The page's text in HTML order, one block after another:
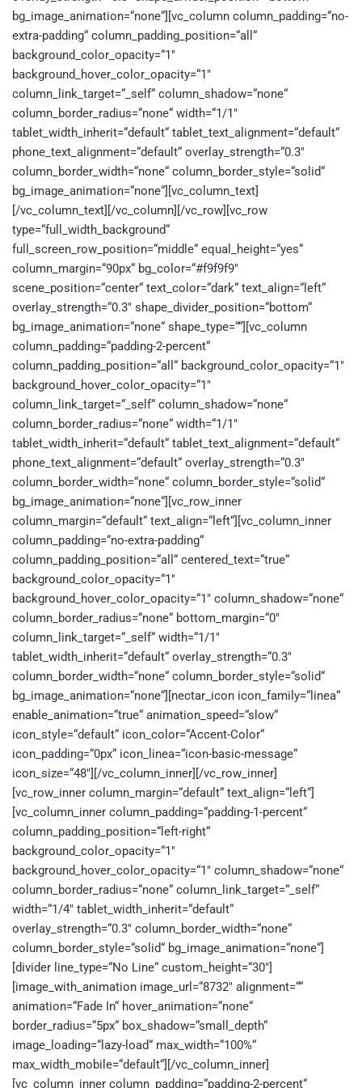
bg_image_animation=“none“][vc_column column_padding=“no-
extra-padding“ column_padding_position=“all“
background_color_opacity=“1″
background_hover_color_opacity=“1″
column_link_target=“_self“ column_shadow=“none“
column_border_radius=“none“ width=“1/1″
tablet_width_inherit=“default“ tablet_text_alignment=“default“
phone_text_alignment=“default“ overlay_strength=“0.3″
column_border_width=“none“ column_border_style=“solid“
bg_image_animation=“none“][vc_column_text]
[/vc_column_text][/vc_column][/vc_row][vc_row
type=“full_width_background“
full_screen_row_position=“middle“ equal_height=“yes“
column_margin=“90px“ bg_color=“#f9f9f9″
scene_position=“center“ text_color=“dark“ text_align=“left“
overlay_strength=“0.3″ shape_divider_position=“bottom“
bg_image_animation=“none“ shape_type=““][vc_column
column_padding=“padding-2-percent“
column_padding_position=“all“ background_color_opacity=“1″
background_hover_color_opacity=“1″
column_link_target=“_self“ column_shadow=“none“
column_border_radius=“none“ width=“1/1″
tablet_width_inherit=“default“ tablet_text_alignment=“default“
phone_text_alignment=“default“ overlay_strength=“0.3″
column_border_width=“none“ column_border_style=“solid“
bg_image_animation=“none“][vc_row_inner
column_margin=“default“ text_align=“left“][vc_column_inner
column_padding=“no-extra-padding“
column_padding_position=“all“ centered_text=“true“
background_color_opacity=“1″
background_hover_color_opacity=“1″ column_shadow=“none“
column_border_radius=“none“ bottom_margin=“0″
column_link_target=“_self“ width=“1/1″
tablet_width_inherit=“default“ overlay_strength=“0.3″
column_border_width=“none“ column_border_style=“solid“
bg_image_animation=“none“][nectar_icon icon_family=“linea“
enable_animation=“true“ animation_speed=“slow“
icon_style=“default“ icon_color=“Accent-Color“
icon_padding=“0px“ icon_linea=“icon-basic-message“
icon_size=“48″][/vc_column_inner][/vc_row_inner]
[vc_row_inner column_margin=“default“ text_align=“left“]
[vc_column_inner column_padding=“padding-1-percent“
column_padding_position=“left-right“
background_color_opacity=“1″
background_hover_color_opacity=“1″ column_shadow=“none“
column_border_radius=“none“ column_link_target=“_self“
width=“1/4″ tablet_width_inherit=“default“
overlay_strength=“0.3″ column_border_width=“none“
column_border_style=“solid“ bg_image_animation=“none“]
[divider line_type=“No Line“ custom_height=“30″]
[image_with_animation image_url=“8732″ alignment=““
animation=“Fade In“ hover_animation=“none“
border_radius=“5px“ box_shadow=“small_depth“
image_loading=“lazy-load“ max_width=“100%“
max_width_mobile=“default“][/vc_column_inner]
[vc_column_inner column_padding=“padding-2-percent“